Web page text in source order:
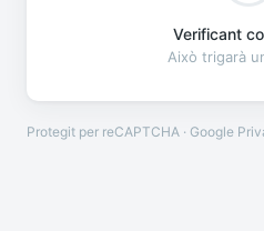
Verificant
Això trigarà
Protegit per reCAPTCHA · Google